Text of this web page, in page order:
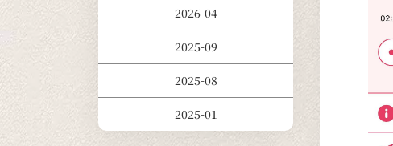
2026-04
2025-09
2025-08
2025-01